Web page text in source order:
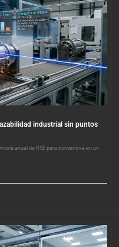
industrial sin puntos
anual de RSE para convertirse en un